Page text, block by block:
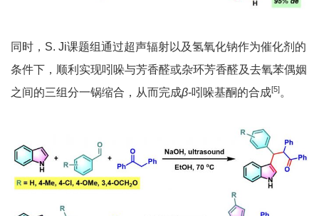
同时，S. Ji课题组通过超声辐射以及氢氧化钠作为催化剂的
条件下，顺利实现吲哚与芳香醛或杂环芳香醛及去氧苯偶姻
之间的三组分一锅缩合，从而完成β-吲哚基酮的合成[5]。